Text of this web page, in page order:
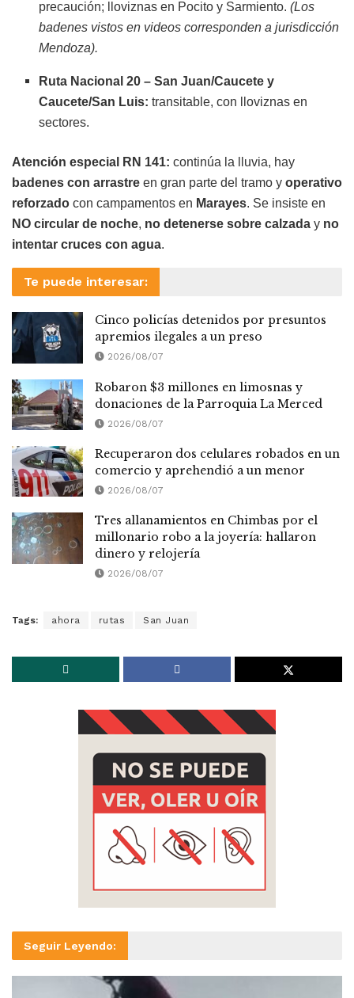
precaución; lloviznas en Pocito y Sarmiento.(Los
badenes vistos en videos corresponden a jurisdicción
Mendoza).
Ruta Nacional 20 – San Juan/Caucete y
Caucete/San Luis: transitable, con lloviznas en
sectores.
Atención especial RN 141: continúa la lluvia, hay
badenes con arrastre en gran parte del tramo y operativo
reforzado con campamentos en Marayes. Se insiste en
NO circular de noche, no detenerse sobre calzada y no
intentar cruces con agua.
Te puede interesar:
Cinco policías detenidos por presuntos
apremios ilegales a un preso
2026/08/07
Robaron $3 millones en limosnas y
donaciones de la Parroquia La Merced
2026/08/07
Recuperaron dos celulares robados en un
comercio y aprehendió a un menor
2026/08/07
Tres allanamientos en Chimbas por el
millonario robo a la joyería: hallaron
dinero y relojería
2026/08/07
Tags: ahora rutas San Juan
Seguir Leyendo: